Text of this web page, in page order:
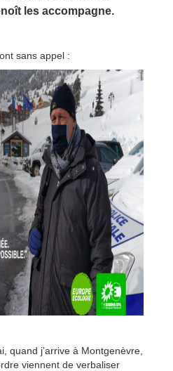
les accompagne.
sans appel :
quand j’arrive à Montgenèvre,
viennent de verbaliser